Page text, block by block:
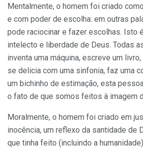
Mentalmente, o homem foi criado
e com poder de escolha: em outras
pode raciocinar e fazer escolhas. Isto
intelecto e liberdade de Deus. Todas
inventa uma máquina, escreve um
se delicia com uma sinfonia, faz uma
um bichinho de estimação, esta
o fato de que somos feitos à imagem
Moralmente, o homem foi criado em
inocência, um reflexo da santidade de
que tinha feito (incluindo a